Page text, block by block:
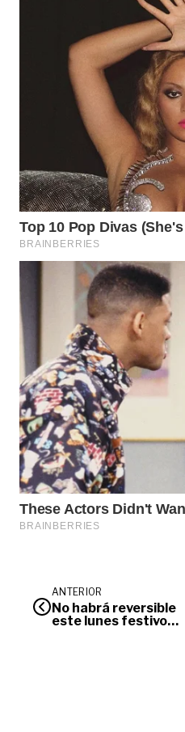
ANTERIOR
No habrá reversible
este lunes festivo